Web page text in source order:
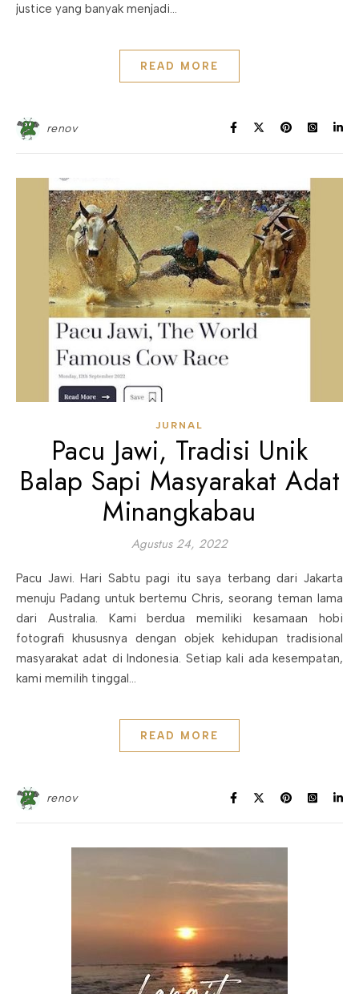
justice yang banyak menjadi…
READ MORE
renov
JURNAL
Pacu Jawi, Tradisi Unik
Balap Sapi Masyarakat Adat
Minangkabau
Agustus 24, 2022
Pacu Jawi. Hari Sabtu pagi itu saya terbang dari Jakarta
menuju Padang untuk bertemu Chris, seorang teman lama
dari Australia. Kami berdua memiliki kesamaan hobi
fotografi khususnya dengan objek kehidupan tradisional
masyarakat adat di Indonesia. Setiap kali ada kesempatan,
kami memilih tinggal…
READ MORE
renov